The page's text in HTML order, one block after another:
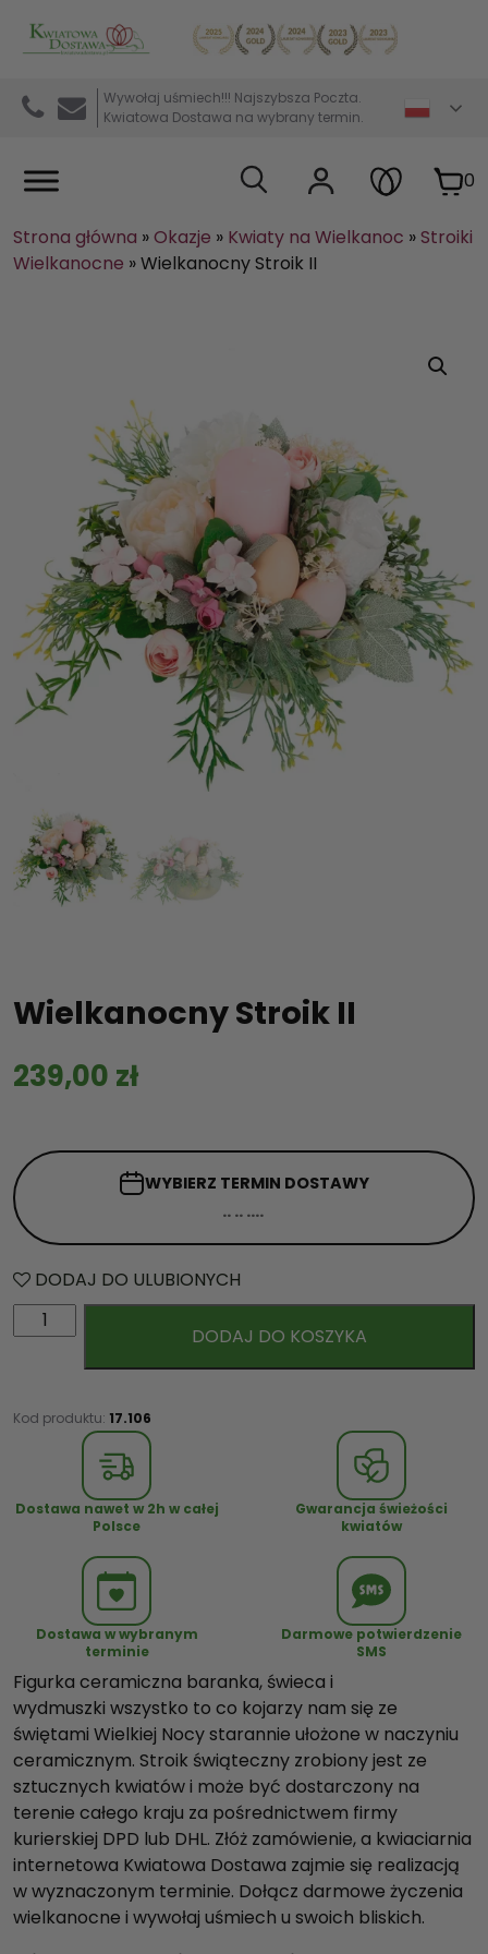
Kwiaciarnia internetowa Kwiatowa Dostawa
Wywołaj uśmiech!!! Najszybsza Poczta.
Kwiatowa Dostawa na wybrany termin.
0
Strona główna »Okazje » Kwiaty na Wielkanoc »Stroiki
Wielkanocne »Wielkanocny Stroik II
Wielkanocny Stroik II
239,00 zł
WYBIERZ TERMIN DOSTAWY
DODAJ DO ULUBIONYCH
l
ć
e
n
y
S
t
r
o
i
k
I
I
DODAJ DO KOSZYKA
Kod produktu: 17.106
Dostawa nawet w 2h w całej
Polsce
Gwarancja świeżości
kwiatów
Dostawa w wybranym
terminie
Darmowe potwierdzenie
SMS
Figurka ceramiczna baranka, świeca i
wydmuszki wszystko to co kojarzy nam się ze
świętami Wielkiej Nocy starannie ułożone w naczyniu
ceramicznym. Stroik świąteczny zrobiony jest ze
sztucznych kwiatów i może być dostarczony na
terenie całego kraju za pośrednictwem firmy
kurierskiej DPD lub DHL. Złóż zamówienie, a kwiaciarnia
internetowa Kwiatowa Dostawa zajmie się realizacją
w wyznaczonym terminie. Dołącz darmowe życzenia
wielkanocne i wywołaj uśmiech u swoich bliskich.